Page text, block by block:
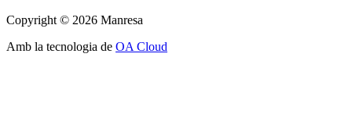
Copyright © 2026 Manresa
Amb la tecnologia de OA Cloud